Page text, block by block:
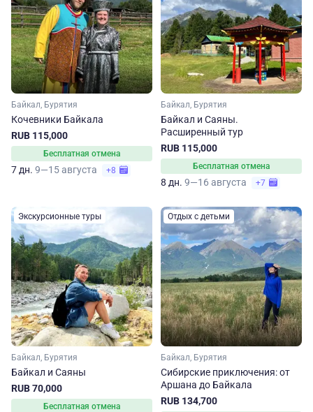
Байкал, Бурятия
Кочевники Байкала
RUB 115,000
Бесплатная отмена
7 дн. 9—15 августа +8
Байкал, Бурятия
Байкал и Саяны.
Расширенный тур
RUB 115,000
Бесплатная отмена
8 дн. 9—16 августа +7
Экскурсионные туры
Байкал, Бурятия
Байкал и Саяны
RUB 70,000
Бесплатная отмена
Отдых с детьми
Байкал, Бурятия
Сибирские приключения: от
Аршана до Байкала
RUB 134,700